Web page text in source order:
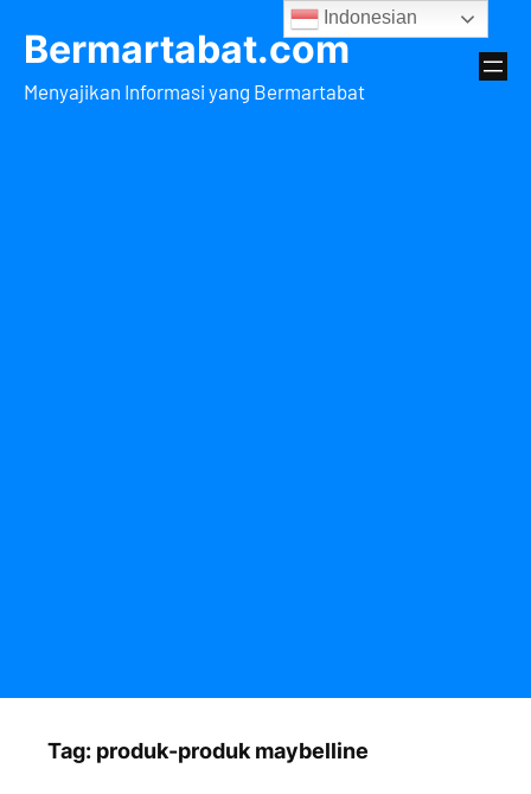
Bermartabat.com
Menyajikan Informasi yang Bermartabat
Tag: produk-produk maybelline
Indonesian